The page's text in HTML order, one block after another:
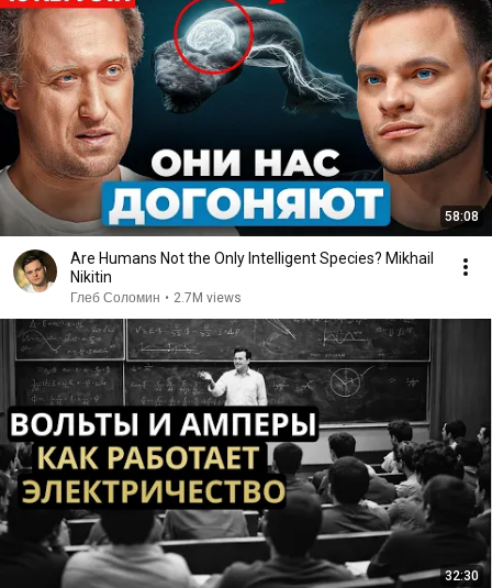
58:08
Are Humans Not the Only Intelligent Species? Mikhail
Nikitin
Глеб Соломин • 2.7M views
32:30